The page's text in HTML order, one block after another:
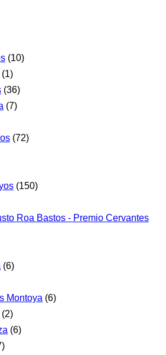
(10)
(1)
(36)
(7)
(72)
(150)
Roa Bastos - Premio Cervantes
(6)
Montoya (6)
(2)
(6)